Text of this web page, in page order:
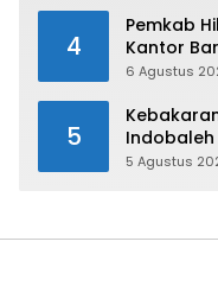
4
Pemkab
Kantor
Kota
6 Agustus
5
Indobaleh
5 Agustus